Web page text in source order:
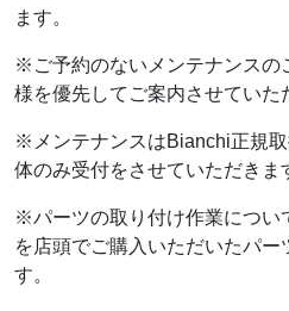
ます。
※ご予約のないメンテナンスの
様を優先してご案内させていた
※メンテナンスはBianchi正規
体のみ受付をさせていただきま
※パーツの取り付け作業につい
を店頭でご購入いただいたパー
す。